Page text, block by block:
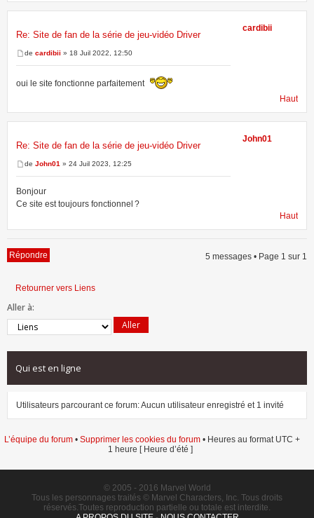
Re: Site de fan de la série de jeu-vidéo Driver
de cardibii » 18 Juil 2022, 12:50
oui le site fonctionne parfaitement
cardibii
Haut
Re: Site de fan de la série de jeu-vidéo Driver
de John01 » 24 Juil 2023, 12:25
Bonjour
Ce site est toujours fonctionnel ?
John01
Haut
Répondre 5 messages • Page 1 sur 1
Retourner vers Liens
Aller à:
Qui est en ligne
Utilisateurs parcourant ce forum: Aucun utilisateur enregistré et 1 invité
L’équipe du forum• Supprimer les cookies du forum• Heures au format UTC +
1 heure [ Heure d’été ]
© 2005 - 2016 Marvel World
Tous les personnages traités © Marvel Characters, Inc. Tous droits
réservés.Toutes reproduction partielle ou totale est interdite.